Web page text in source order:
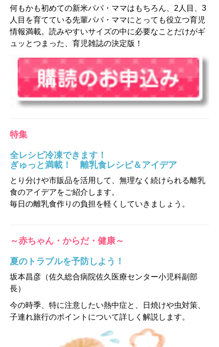
何もかも初めての新米パパ・ママはもちろん、2人目、3
人目を育てている先輩パパ・ママにとっても役立つ育児
情報満載。読みやすいサイズの中に必要なことだけがギ
ュッとつまった、育児雑誌の決定版！
特集
全レシピ冷凍できます！
ぎゅっと満載！ 離乳食レシピ＆アイデア
とり分けや市販品を活用して、無理なく続けられる離乳
食のアイデアをご紹介します。
毎日の離乳食作りの負担を軽くしていきましょう。
～赤ちゃん・からだ・健康～
夏のトラブルを予防しよう！
坂本昌彦（佐久総合病院佐久医療センター小児科副部
長）
今の時季、特に注意したい熱中症と、日焼けや虫対策、
子連れ旅行のポイントについて詳しく解説します。